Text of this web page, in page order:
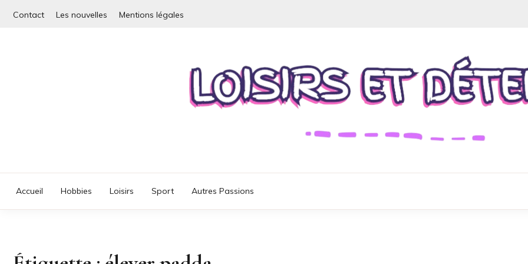
Contact Les nouvelles Mentions légales
LOISIRS ET
Accueil Hobbies Loisirs Sport Autres Passions